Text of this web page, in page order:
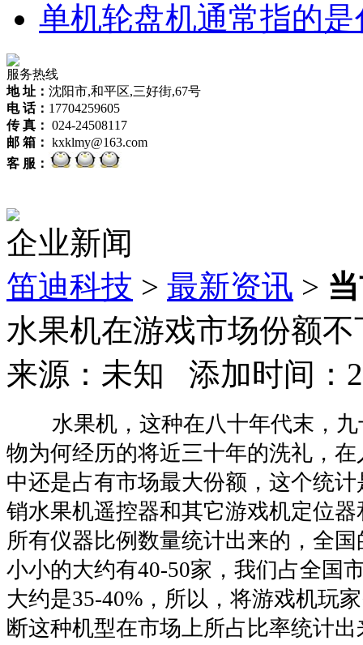
单机轮盘机通常指的是
服务热线
地 址： 沈阳市,和平区,三好街,67号
电 话： 17704259605
传 真： 024-24508117
邮 箱： kxklmy@163.com
客 服：
企业新闻
笛迪科技 > 最新资讯 >
水果机在游戏市场份额不
来源：未知 添加时间：
水果机，这种在八十年代末，九
物为何经历的将近三十年的洗礼，
中还是占有市场最大份额，这个统
销水果机遥控器和其它游戏机定位
所有仪器比例数量统计出来的，全
小小的大约有40-50家，我们占全国
大约是35-40%，所以，将游戏机玩
断这种机型在市场上所占比率统计